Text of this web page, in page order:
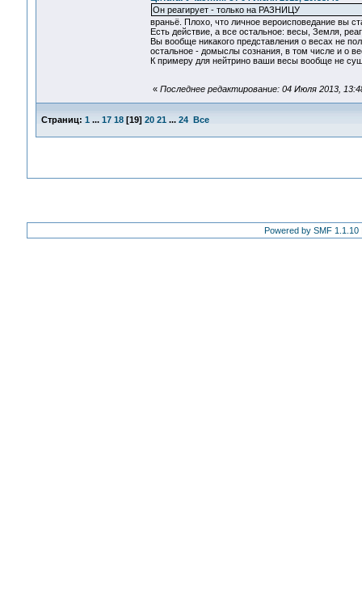
Он реагирует - только на РАЗНИЦУ
враньё. Плохо, что личное вероисповедание вы
Есть действие, а все остальное: весы, Земля,
Вы вообще никакого представления о весах не
остальное - домыслы сознания, в том числе и о
К примеру для нейтрино ваши весы вообще не
« Последнее редактирование: 04 Июля 2013,
Страниц: 1 ... 17 18[19] 20 21 ... 24 Все
Powered by SMF 1.1.10